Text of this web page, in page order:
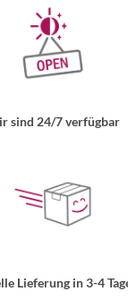
sind 24/7 verfügbar
Lieferung in 3-4